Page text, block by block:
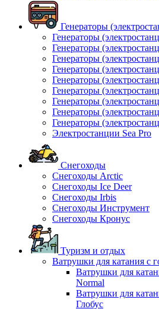
Генераторы
Генераторы
Генераторы
Генераторы
Генераторы
Генераторы
Генераторы
Генераторы
Генераторы
Генераторы
Электростанции Sea Pro
Снегоходы
Снегоходы Arctic
Снегоходы Ice Deer
Снегоходы Irbis
Снегоходы Инструмент
Снегоходы Кронус
Туризм и отдых
Ватрушки для катания с
Ватрушки для
Normal
Ватрушки для
Глобус